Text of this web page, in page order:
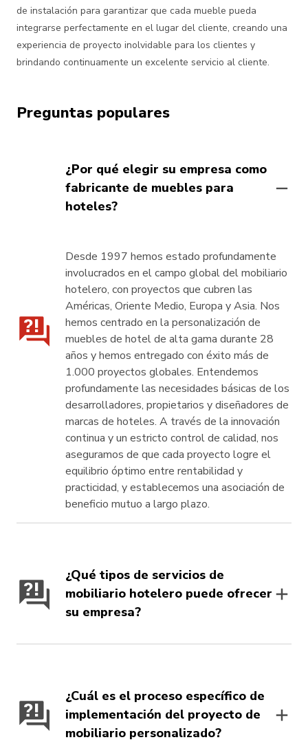
de instalación para garantizar que cada mueble pueda
integrarse perfectamente en el lugar del cliente, creando una
experiencia de proyecto inolvidable para los clientes y
brindando continuamente un excelente servicio al cliente.
Preguntas populares
¿Por qué elegir su empresa como
fabricante de muebles para
hoteles?
Desde 1997 hemos estado profundamente
involucrados en el campo global del mobiliario
hotelero, con proyectos que cubren las
Américas, Oriente Medio, Europa y Asia. Nos
hemos centrado en la personalización de
muebles de hotel de alta gama durante 28
años y hemos entregado con éxito más de
1.000 proyectos globales. Entendemos
profundamente las necesidades básicas de los
desarrolladores, propietarios y diseñadores de
marcas de hoteles. A través de la innovación
continua y un estricto control de calidad, nos
aseguramos de que cada proyecto logre el
equilibrio óptimo entre rentabilidad y
practicidad, y establecemos una asociación de
beneficio mutuo a largo plazo.
¿Qué tipos de servicios de
mobiliario hotelero puede ofrecer
su empresa?
¿Cuál es el proceso específico de
implementación del proyecto de
mobiliario personalizado?